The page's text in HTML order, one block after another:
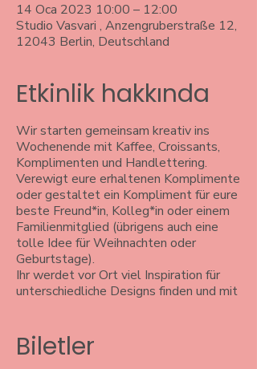
14 Oca 2023 10:00 – 12:00
Studio Vasvari , Anzengruberstraße 12,
12043 Berlin, Deutschland
Etkinlik hakkında
Wir starten gemeinsam kreativ ins
Wochenende mit Kaffee, Croissants,
Komplimenten und Handlettering.
Verewigt eure erhaltenen Komplimente
oder gestaltet ein Kompliment für eure
beste Freund*in, Kolleg*in oder einem
Familienmitglied (übrigens auch eine
tolle Idee für Weihnachten oder
Geburtstage).
Ihr werdet vor Ort viel Inspiration für
unterschiedliche Designs finden und mit
Workshop steht allen offen, die Lust
auf Lettering haben, sich mehr mit
Biletler